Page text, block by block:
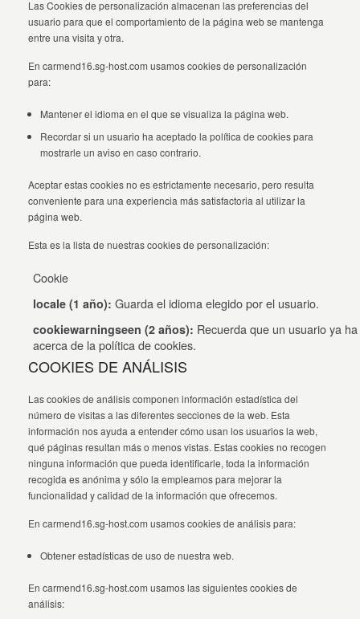
Las Cookies de personalización almacenan las preferencias del
usuario para que el comportamiento de la página web se mantenga
entre una visita y otra.
En carmend16.sg-host.com usamos cookies de personalización
para:
Mantener el idioma en el que se visualiza la página web.
Recordar si un usuario ha aceptado la política de cookies para
mostrarle un aviso en caso contrario.
Aceptar estas cookies no es estrictamente necesario, pero resulta
conveniente para una experiencia más satisfactoria al utilizar la
página web.
Esta es la lista de nuestras cookies de personalización:
Cookie
locale (1 año): Guarda el idioma elegido por el usuario.
cookiewarningseen (2 años): Recuerda que un usuario ya
acerca de la política de cookies.
COOKIES DE ANÁLISIS
Las cookies de análisis componen información estadística del
número de visitas a las diferentes secciones de la web. Esta
información nos ayuda a entender cómo usan los usuarios la web,
qué páginas resultan más o menos vistas. Estas cookies no recogen
ninguna información que pueda identificarle, toda la información
recogida es anónima y sólo la empleamos para mejorar la
funcionalidad y calidad de la información que ofrecemos.
En carmend16.sg-host.com usamos cookies de análisis para:
Obtener estadísticas de uso de nuestra web.
En carmend16.sg-host.com usamos las siguientes cookies de
análisis: